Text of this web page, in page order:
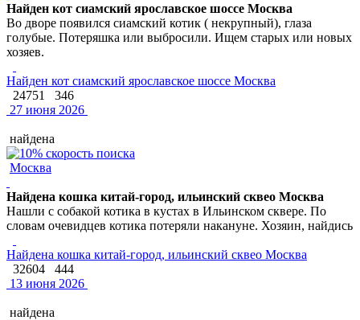
Найден кот сиамский ярославское шоссе Москва
Во дворе появился сиамский котик ( некрупный), глаза
голубые. Потеряшка или выбросили. Ищем старых или новых
хозяев.
Найден кот сиамский ярославское шоссе Москва
24751
346
27 июня 2026
найдена
Москва
Найдена кошка китай-город, ильинский сквео Москва
Нашли с собакой котика в кустах в Ильинском сквере. По
словам очевидцев котика потеряли накануне. Хозяин, найдись
Найдена кошка китай-город, ильинский сквео Москва
32604
444
13 июня 2026
найдена